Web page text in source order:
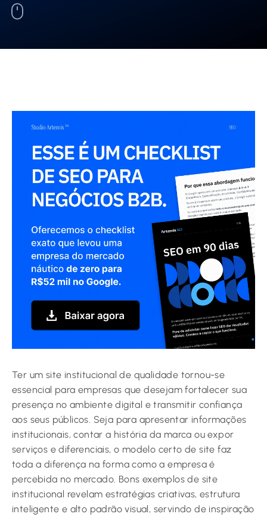
Ter um site institucional de qualidade tornou-se
essencial para empresas que desejam fortalecer sua
presença no ambiente digital e transmitir confiança
aos seus públicos. Seja para apresentar informações
institucionais, contar a história da marca ou expor
serviços e diferenciais, o modelo certo de site faz
toda a diferença na forma como a empresa é
percebida no mercado. Bons exemplos de site
institucional revelam estratégias criativas, estrutura
inteligente e alto padrão visual, servindo de inspiração